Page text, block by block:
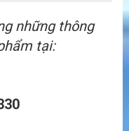
những thông
tại: